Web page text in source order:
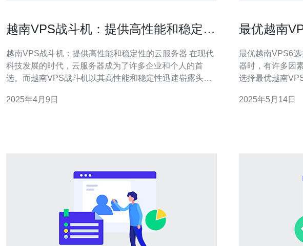
越南VPS战斗机：提供高性能和稳定性
越南VPS战斗机：提供高性能和稳定性的云服务器 在现代
科技发展的时代，云服务器成为了许多企业和个人的首
选。而越南VPS战斗机以其高性能和稳定性迅速崭露头
战斗机采用先进的硬件设备和技术，确保服务器的高性
2025年4月9日
最优越南
最优越南VPS6选择指南 在选择最适合您
器时，有许多因
选择最优越南VPS6的建议
力、内存和存储
2025年5月14日